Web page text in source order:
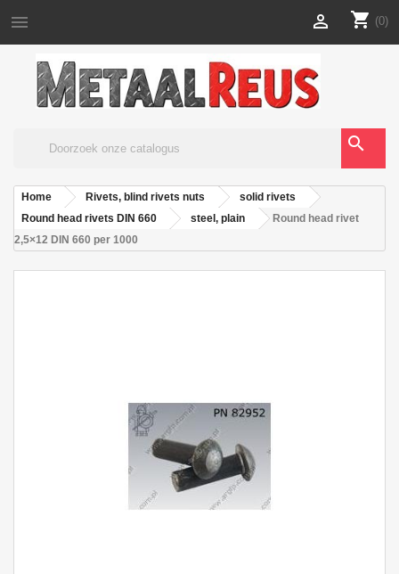
 shopping_cart (0)

search
Home Rivets, blind rivets nuts
solid rivets
Round head rivets DIN 660
steel, plain
Round head rivet
2,5×12 DIN 660 per 1000